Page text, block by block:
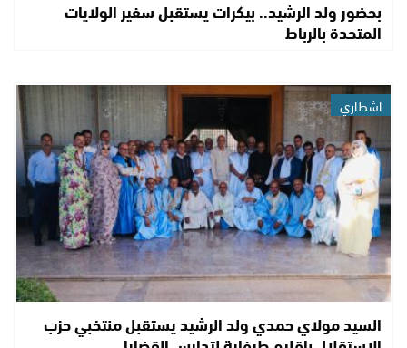
بحضور ولد الرشيد.. بيكرات يستقبل سفير الولايات
المتحدة بالرباط
اشطاري
السيد مولاي حمدي ولد الرشيد يستقبل منتخبي حزب